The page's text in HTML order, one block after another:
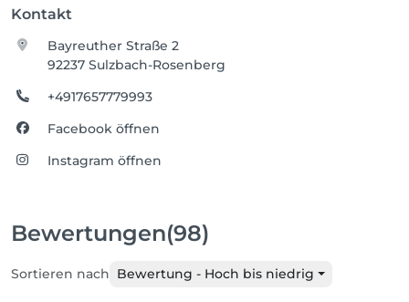
Kontakt
Bayreuther Straße 2
92237 Sulzbach-Rosenberg
+4917657779993
Facebook öffnen
Instagram öffnen
Bewertungen(98)
Sortieren nach Bewertung - Hoch bis niedrig